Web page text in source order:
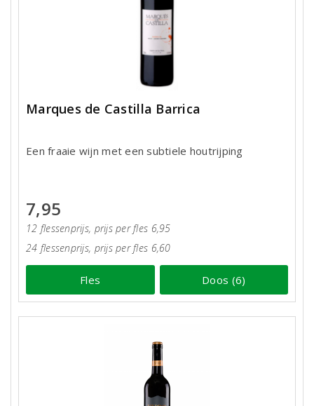
Marques de Castilla Barrica
Een fraaie wijn met een subtiele houtrijping
7,95
12 flessenprijs, prijs per fles 6,95
24 flessenprijs, prijs per fles 6,60
Fles Doos (6)